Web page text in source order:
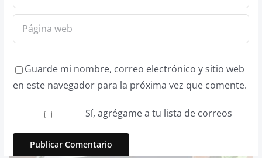
Guarde mi nombre, correo electrónico y sitio web
en este navegador para la próxima vez que comente.
Sí, agrégame a tu lista de correos